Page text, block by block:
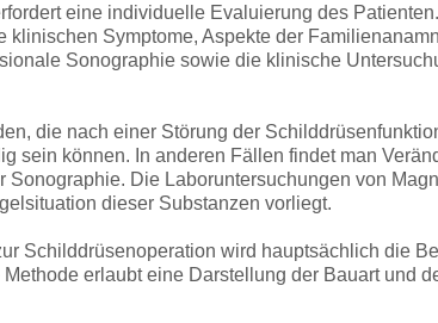
eine individuelle Evaluierung des
klinischen Symptome, Aspekte der
Sonographie sowie die klinische
die nach einer Störung der
sein können. In anderen Fällen findet man
Sonographie. Die Laboruntersuchungen von
dieser Substanzen vorliegt.
Schilddrüsenoperation wird hauptsächlich die
erlaubt eine Darstellung der Bauart und